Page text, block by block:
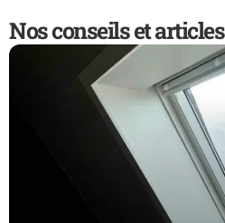
Nos conseils et articles